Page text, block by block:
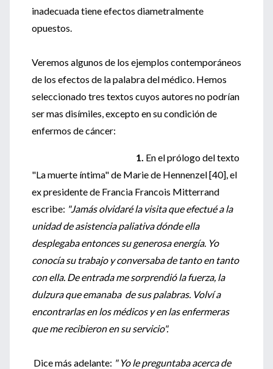
inadecuada tiene efectos diametralmente
opuestos.
Veremos algunos de los ejemplos contemporáneos
de los efectos de la palabra del médico. Hemos
seleccionado tres textos cuyos autores no podrían
ser mas disímiles, excepto en su condición de
enfermos de cáncer:
1. En el prólogo del texto
"La muerte íntima" de Marie de Hennenzel [40], el
ex presidente de Francia Francois Mitterrand
escribe: "Jamás olvidaré la visita que efectué a la
unidad de asistencia paliativa dónde ella
desplegaba entonces su generosa energía. Yo
conocía su trabajo y conversaba de tanto en tanto
con ella. De entrada me sorprendió la fuerza, la
dulzura que emanaba de sus palabras. Volví a
encontrarlas en los médicos y en las enfermeras
que me recibieron en su servicio".
Dice más adelante: " Yo le preguntaba acerca de